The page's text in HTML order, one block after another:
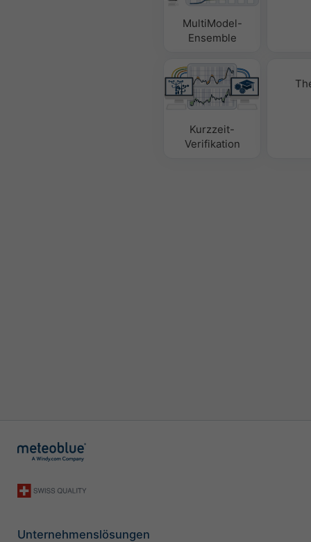
MultiModel-
Ensemble
Kurzzeit-
Verifikation
Unternehmenslösungen